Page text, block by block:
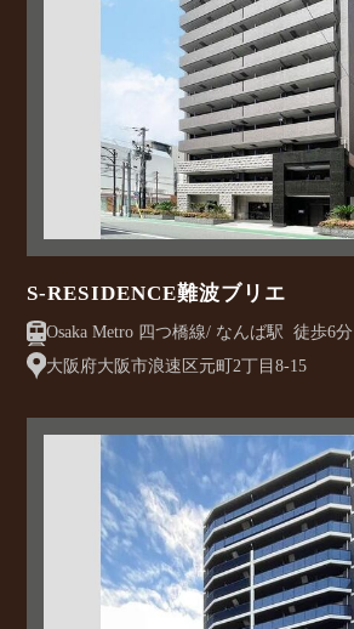
S-RESIDENCE難波ブリエ
Osaka Metro 四つ橋線/ なんば駅 徒歩6分
大阪府大阪市浪速区元町2丁目8-15